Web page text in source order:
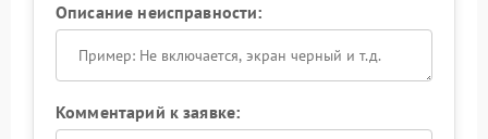
Описание неисправности:
Комментарий к заявке: